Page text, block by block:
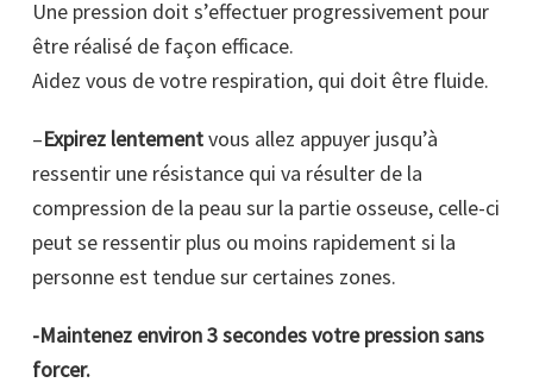
Une pression doit s’effectuer progressivement pour
être réalisé de façon efficace.
Aidez vous de votre respiration, qui doit être fluide.
–Expirez lentementvous allez appuyer jusqu’à
ressentir une résistance qui va résulter de la
compression de la peau sur la partie osseuse, celle-ci
peut se ressentir plus ou moins rapidement si la
personne est tendue sur certaines zones.
-Maintenez environ 3 secondes votre pression sans
forcer.